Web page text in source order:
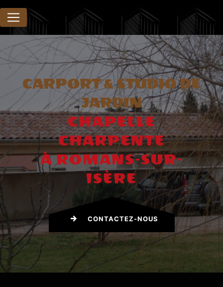
CARPORT & STUDIO DE
JARDIN
CHAPELLE
CHARPENTE
À ROMANS-SUR-
ISÈRE
CONTACTEZ-NOUS
Panneau de gestion des cookies